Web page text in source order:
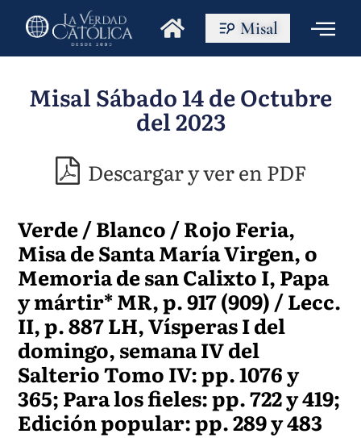
Misal
Misal Sábado 14 de Octubre
del 2023
Descargar y ver en PDF
Verde / Blanco / Rojo Feria,
Misa de Santa María Virgen, o
Memoria de san Calixto I, Papa
y mártir* MR, p. 917 (909) / Lecc.
II, p. 887 LH, Vísperas I del
domingo, semana IV del
Salterio Tomo IV: pp. 1076 y
365; Para los fieles: pp. 722 y 419;
Edición popular: pp. 289 y 483